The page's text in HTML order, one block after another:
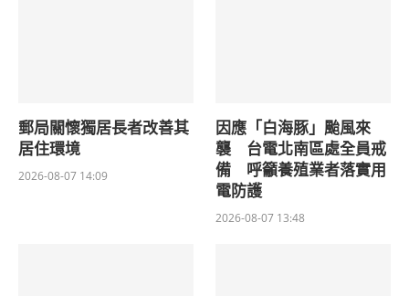
郵局關懷獨居長者改善其
居住環境
2026-08-07 14:09
因應「白海豚」颱風來
襲 台電北南區處全員戒
備 呼籲養殖業者落實用
電防護
2026-08-07 13:48